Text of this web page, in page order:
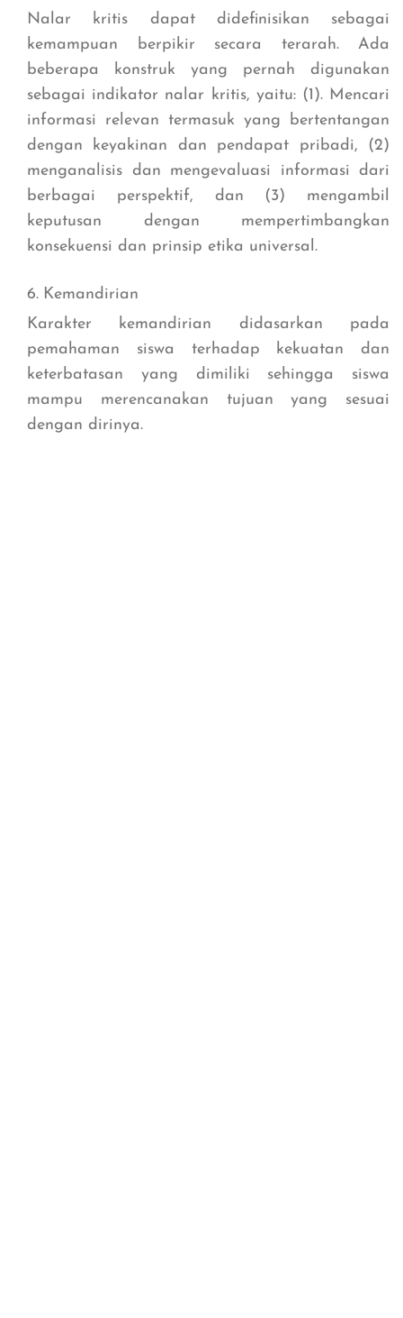
Nalar kritis dapat didefinisikan sebagai
kemampuan berpikir secara terarah. Ada
beberapa konstruk yang pernah digunakan
sebagai indikator nalar kritis, yaitu: (1). Mencari
informasi relevan termasuk yang bertentangan
dengan keyakinan dan pendapat pribadi, (2)
menganalisis dan mengevaluasi informasi dari
berbagai perspektif, dan (3) mengambil
keputusan dengan mempertimbangkan
konsekuensi dan prinsip etika universal.
Kemandirian
Karakter kemandirian didasarkan pada
pemahaman siswa terhadap kekuatan dan
keterbatasan yang dimiliki sehingga siswa
mampu merencanakan tujuan yang sesuai
dengan dirinya.